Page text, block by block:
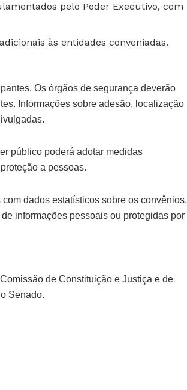
pelo Poder Executivo, com
às entidades conveniadas.
Os órgãos de segurança deverão
Informações sobre adesão, localização
público poderá adotar medidas
a pessoas.
dados estatísticos sobre os convênios,
informações pessoais ou protegidas por
de Constituição e Justiça e de
Senado.